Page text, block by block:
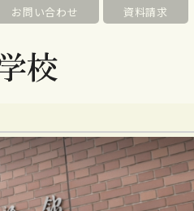
お問い合わせ 資料請求